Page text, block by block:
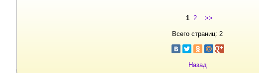
1 2 >>
Всего страниц: 2
Назад